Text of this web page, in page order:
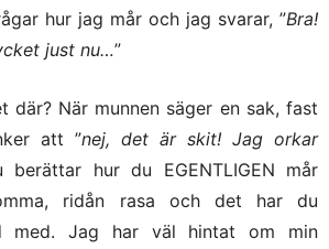
hur jag mår och jag svarar, ”Bra!
just nu…”
där? När munnen säger en sak, fast
att ”nej, det är skit! Jag orkar
berättar hur du EGENTLIGEN mår
ridån rasa och det har du
med. Jag har väl hintat om min